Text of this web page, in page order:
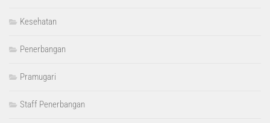
Kesehatan
Penerbangan
Pramugari
Staff Penerbangan